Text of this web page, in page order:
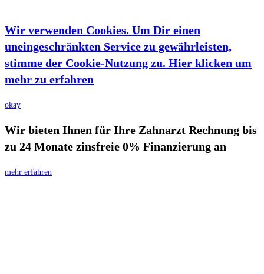
Wir verwenden Cookies. Um Dir einen
uneingeschränkten Service zu gewährleisten,
stimme der Cookie-Nutzung zu. Hier klicken um
mehr zu erfahren
okay
Wir bieten Ihnen für Ihre Zahnarzt Rechnung bis
zu 24 Monate zinsfreie 0% Finanzierung an
mehr erfahren